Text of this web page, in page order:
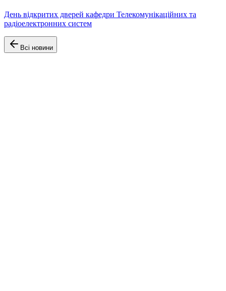
День відкритих дверей кафедри Телекомунікаційних та
радіоелектронних систем
Всі новини